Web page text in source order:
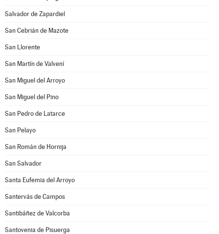
Salvador de Zapardiel
San Cebrián de Mazote
San Llorente
San Martín de Valvení
San Miguel del Arroyo
San Miguel del Pino
San Pedro de Latarce
San Pelayo
San Román de Hornija
San Salvador
Santa Eufemia del Arroyo
Santervás de Campos
Santibáñez de Valcorba
Santovenia de Pisuerga